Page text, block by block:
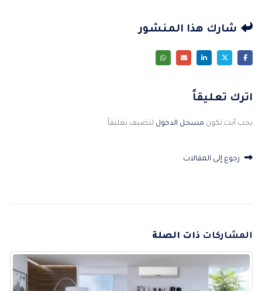
شارك هذا المنشور
اترك تعليقاً
يجب أنت تكون مسجل الدخول لتضيف تعليقاً.
رجوع إلى المقالات
المشاركات ذات الصلة